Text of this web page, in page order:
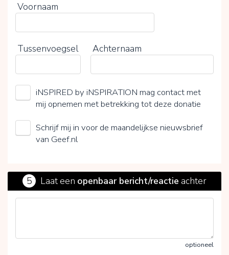
Voornaam
Tussenvoegsel Achternaam
iNSPIRED by iNSPIRATION mag contact met
mij opnemen met betrekking tot deze donatie
Schrijf mij in voor de maandelijkse nieuwsbrief
van Geef.nl
5 Laat een openbaar bericht/reactie achter
optioneel